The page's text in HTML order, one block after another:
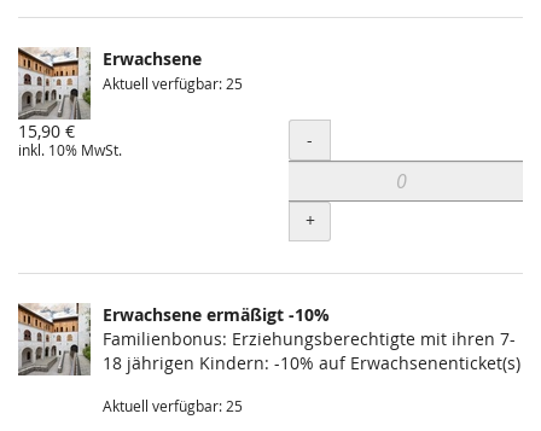
Erwachsene
Aktuell verfügbar: 25
15,90 €
inkl. 10% MwSt. Menge
-
+
Erwachsene ermäßigt -10%
Familienbonus: Erziehungsberechtigte mit ihren 7-
18 jährigen Kindern: -10% auf Erwachsenenticket(s)
Aktuell verfügbar: 25